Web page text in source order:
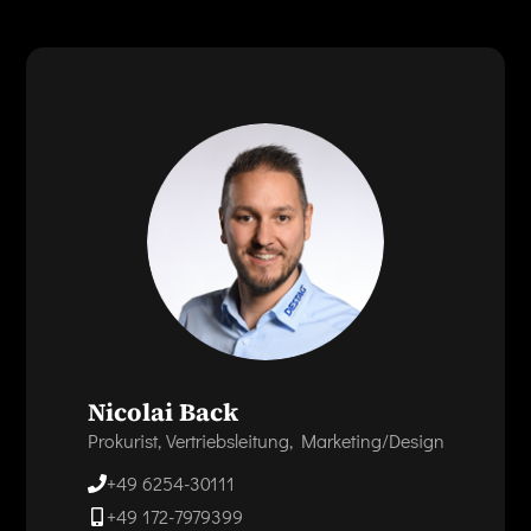
Nicolai Back
Prokurist, Vertriebsleitung, Marketing/Design
+49 6254-30111
+49 172-7979399